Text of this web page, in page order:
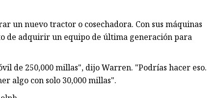
un nuevo tractor o cosechadora. Con sus máquinas
de adquirir un equipo de última generación para
de 250,000 millas", dijo Warren. "Podrías hacer eso.
algo con solo 30,000 millas".